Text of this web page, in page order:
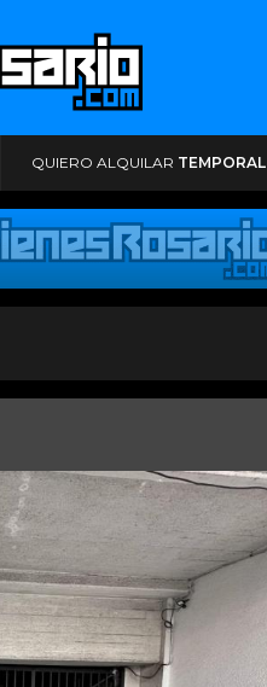
QUIERO ALQUILAR TEMPORAL